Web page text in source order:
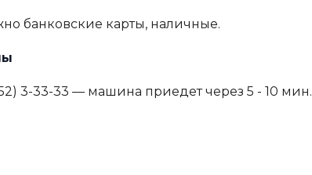
банковские карты, наличные.
3-33-33 — машина приедет через 5 - 10 мин.